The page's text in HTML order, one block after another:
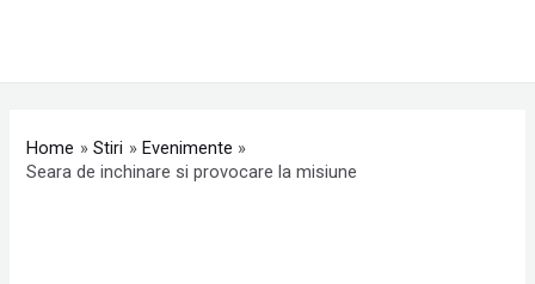
Home Stiri
Evenimente
Seara de inchinare si provocare la misiune